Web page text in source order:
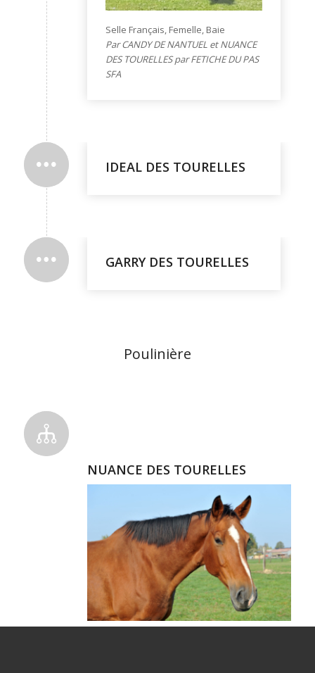
Selle Français, Femelle, Baie
Par CANDY DE NANTUEL et NUANCE
DES TOURELLES par FETICHE DU PAS
SFA
IDEAL DES TOURELLES
GARRY DES TOURELLES
Poulinière
NUANCE DES TOURELLES